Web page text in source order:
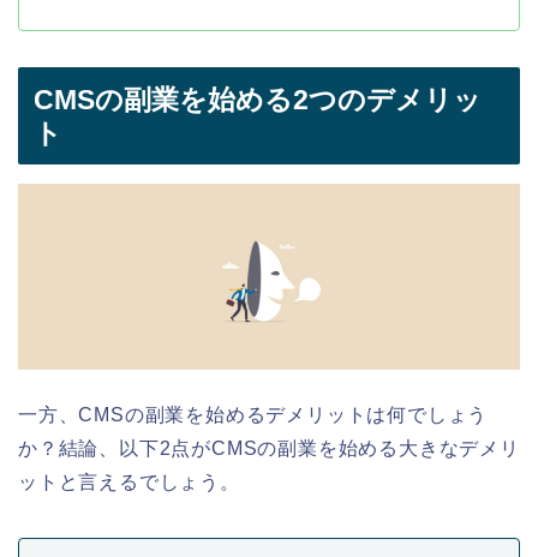
CMSの副業を始める2つのデメリッ
ト
一方、CMSの副業を始めるデメリットは何でしょう
か？結論、以下2点がCMSの副業を始める大きなデメリ
ットと言えるでしょう。